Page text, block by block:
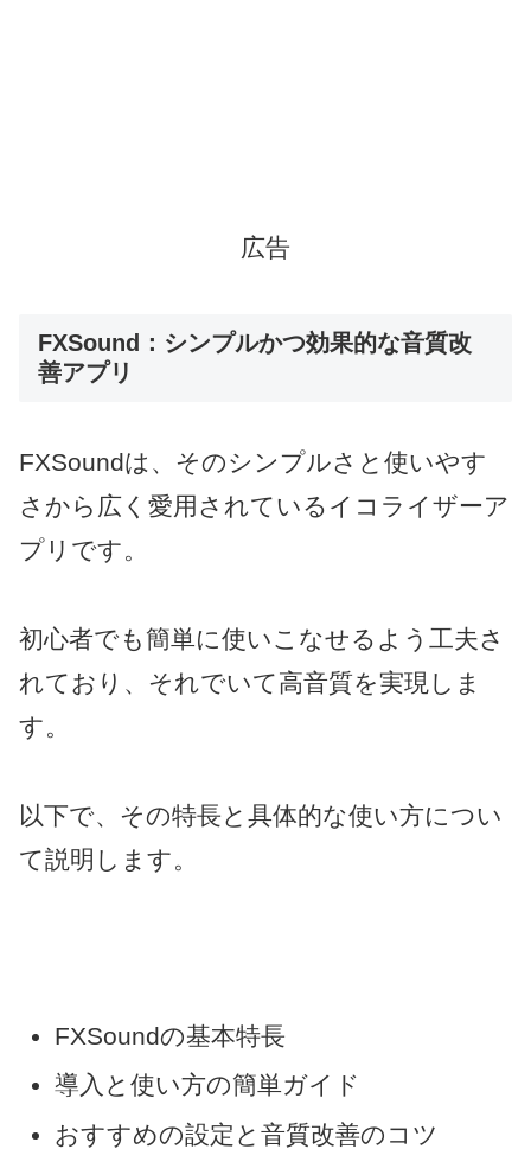
広告
FXSound：シンプルかつ効果的な音質改
善アプリ
FXSoundは、そのシンプルさと使いやす
さから広く愛用されているイコライザーア
プリです。
初心者でも簡単に使いこなせるよう工夫さ
れており、それでいて高音質を実現しま
す。
以下で、その特長と具体的な使い方につい
て説明します。
FXSoundの基本特長
導入と使い方の簡単ガイド
おすすめの設定と音質改善のコツ